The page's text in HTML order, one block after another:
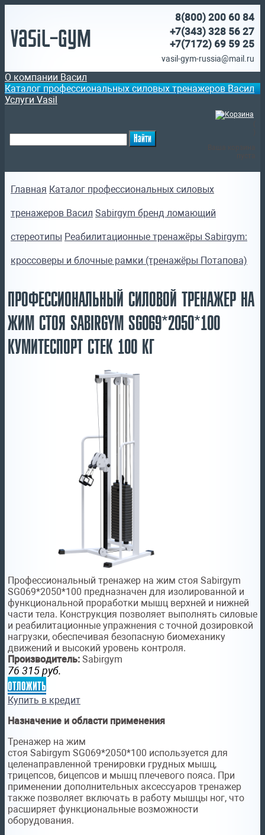
Vasil-Gym
8(800) 200 60 84
+7(343) 328 56 27
+7(7172) 69 59 25
vasil-gym-russia@mail.ru
О компании Васил
Каталог профессиональных силовых тренажеров Васил
Услуги Vasil
Главная Каталог профессиональных силовых
тренажеров Васил Sabirgym бренд ломающий
стереотипы Реабилитационные тренажёры Sabirgym:
кроссоверы и блочные рамки (тренажёры Потапова)
ПРОФЕССИОНАЛЬНЫЙ СИЛОВОЙ ТРЕНАЖЕР НА
ЖИМ СТОЯ SABIRGYM SG069*2050*100
КУМИТЕСПОРТ СТЕК 100 КГ
Профессиональный тренажер на жим стоя Sabirgym
SG069*2050*100 предназначен для изолированной и
функциональной проработки мышц верхней и нижней
части тела. Конструкция позволяет выполнять силовые
и реабилитационные упражнения с точной дозировкой
нагрузки, обеспечивая безопасную биомеханику
движений и высокий уровень контроля.
Производитель: Sabirgym
76 315 руб.
отложить
Купить в кредит
Назначение и области применения
Тренажер на жим
стоя Sabirgym SG069*2050*100 используется для
целенаправленной тренировки грудных мышц,
трицепсов, бицепсов и мышц плечевого пояса. При
применении дополнительных аксессуаров тренажер
также позволяет включать в работу мышцы ног, что
расширяет функциональные возможности
оборудования.